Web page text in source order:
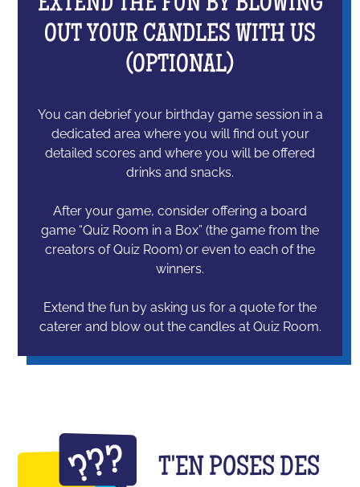
OUT YOUR CANDLES WITH US
(OPTIONAL)
You can debrief your birthday game session in a
dedicated area where you will find out your
detailed scores and where you will be offered
drinks and snacks.
After your game, consider offering a board
game “Quiz Room in a Box” (the game from the
creators of Quiz Room) or even to each of the
winners.
Extend the fun by asking us for a quote for the
caterer and blow out the candles at Quiz Room.
T'EN POSES DES